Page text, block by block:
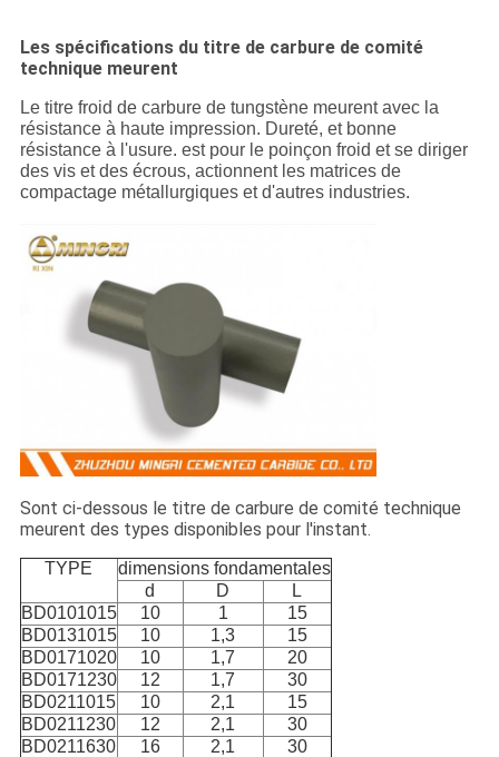
Les spécifications du titre de carbure de comité
technique meurent
Le titre froid de carbure de tungstène meurent avec la
résistance à haute impression. Dureté, et bonne
résistance à l'usure. est pour le poinçon froid et se diriger
des vis et des écrous, actionnent les matrices de
compactage métallurgiques et d'autres industries.
Sont ci-dessous le titre de carbure de comité technique
meurent des types disponibles pour l'instant.
TYPE
dimensions fondamentales
d
D
L
BD0101015
10 1
15
BD0131015
10 1,3
15
BD0171020
10 1,7
20
BD0171230
12 1,7
30
BD0211015
10 2,1
15
BD0211230
12 2,1
30
BD0211630
16 2,1
30